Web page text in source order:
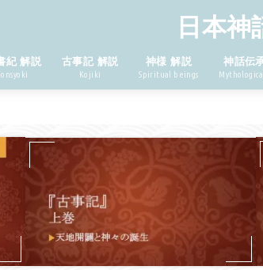
日本神
紀 解説 古事記 解説
Kojiki
神様 解説
Spiritual beings
神話伝